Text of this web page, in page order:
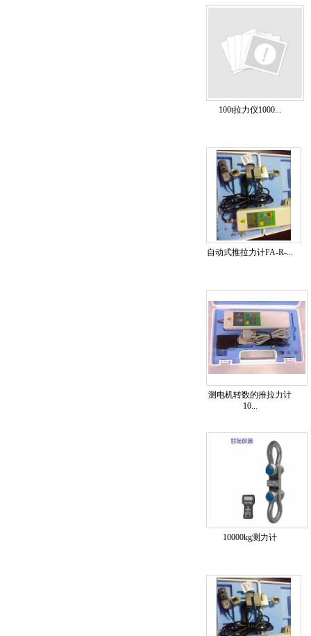
100t拉力仪1000...
自动式推拉力计FA-R-...
测电机转数的推拉力计
10...
10000kg测力计